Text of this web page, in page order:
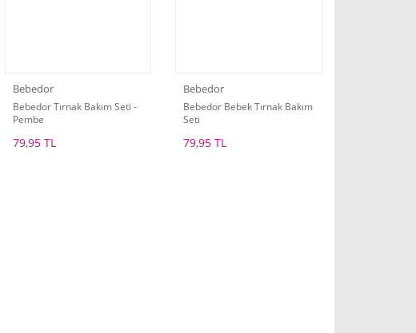
Bebedor
Bebedor Tırnak Bakım Seti -
Pembe
79,95 TL
Bebedor
Bebedor Bebek Tırnak Bakım
Seti
79,95 TL